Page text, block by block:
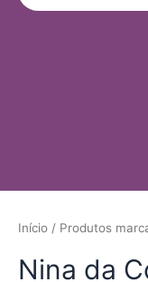
Início / Produtos
Nina da